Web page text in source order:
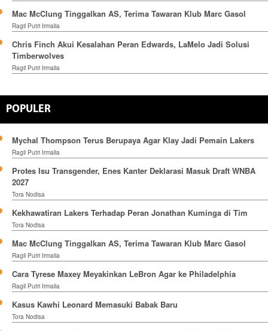
Mac McClung Tinggalkan AS, Terima Tawaran Klub Marc Gasol
Ragil Putri Irmalia
Chris Finch Akui Kesalahan Peran Edwards, LaMelo Jadi Solusi
Timberwolves
Ragil Putri Irmalia
POPULER
Mychal Thompson Terus Berupaya Agar Klay Jadi Pemain Lakers
Ragil Putri Irmalia
Protes Isu Transgender, Enes Kanter Deklarasi Masuk Draft WNBA
2027
Tora Nodisa
Kekhawatiran Lakers Terhadap Peran Jonathan Kuminga di Tim
Tora Nodisa
Mac McClung Tinggalkan AS, Terima Tawaran Klub Marc Gasol
Ragil Putri Irmalia
Cara Tyrese Maxey Meyakinkan LeBron Agar ke Philadelphia
Ragil Putri Irmalia
Kasus Kawhi Leonard Memasuki Babak Baru
Tora Nodisa